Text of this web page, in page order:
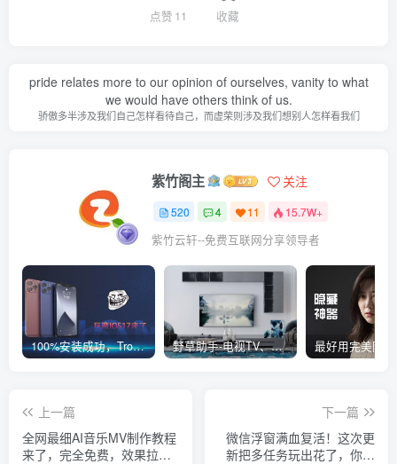
点赞 11 收藏
pride relates more to our opinion of ourselves, vanity to what
we would have others think of us.
骄傲多半涉及我们自己怎样看待自己，而虚荣则涉及我们想别人怎样看我们
紫竹阁主 关注
520 4 11 15.7W+
紫竹云轩--免费互联网分享领导者
100%安装成功，TrollStore巨魔商店ios17来了，这些系统马上起飞了 野草助手-电视TV、安卓必装的一款软件，超级好用
上一篇
全网最细AI音乐MV制作教程
来了，完全免费，效果拉
下一篇
微信浮窗满血复活！这次更
新把多任务玩出花了，你有